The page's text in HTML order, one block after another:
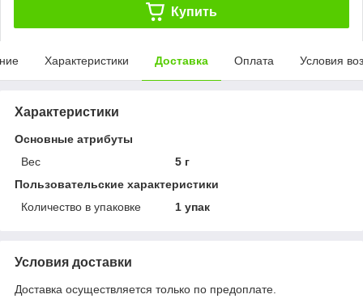
Купить
Характеристики Доставка Оплата Условия
Характеристики
Основные атрибуты
Вес
5 г
Пользовательские характеристики
Количество в упаковке
1 упак
Условия доставки
Доставка осуществляется только по предоплате.